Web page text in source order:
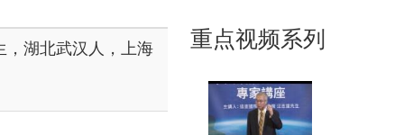
湖北武汉人，上海 重点视频系列